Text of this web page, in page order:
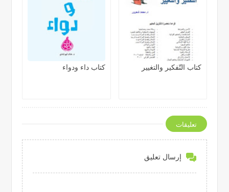
كتاب التّفكير والتغيير كتاب داء ودواء
تعليقات
إرسال تعليق